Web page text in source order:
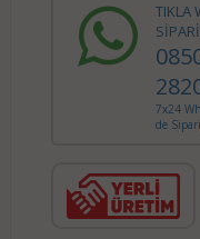
TIKLA
7x24
de